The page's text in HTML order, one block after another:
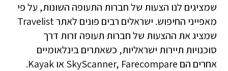
שמציגים לנו הצעות של חברות התעופה השונות, על פי
מאפייני החיפוש. ישראלים רבים פונים לאתר Travelist
שמציג את ההצעות של חברות תעופה זרות דרך
סוכנויות תיירות ישראליות, כשאתרים בינלאומיים
אחרים הם SkyScanner, Farecompare או Kayak.